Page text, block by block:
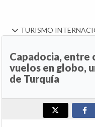
TURISMO
Capadocia, entre
vuelos en globo,
de Turquía